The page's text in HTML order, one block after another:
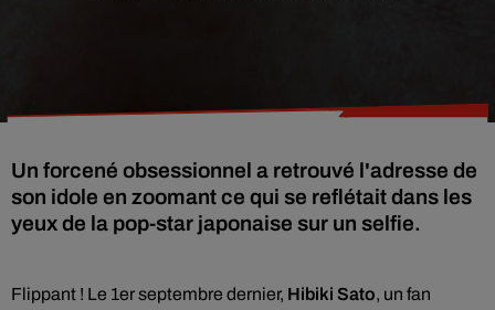
Un forcené obsessionnel a retrouvé l'adresse de
son idole en zoomant ce qui se reflétait dans les
yeux de la pop-star japonaise sur un selfie.
Flippant ! Le 1er septembre dernier, Hibiki Sato, un fan